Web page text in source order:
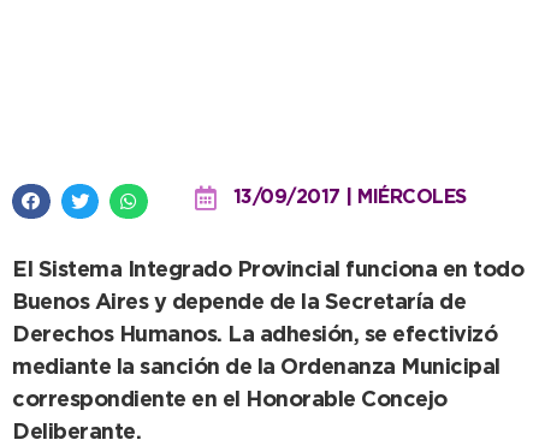
13/09/2017 | MIÉRCOLES
El Sistema Integrado Provincial funciona en todo
Buenos Aires y depende de la Secretaría de
Derechos Humanos. La adhesión, se efectivizó
mediante la sanción de la Ordenanza Municipal
correspondiente en el Honorable Concejo
Deliberante.